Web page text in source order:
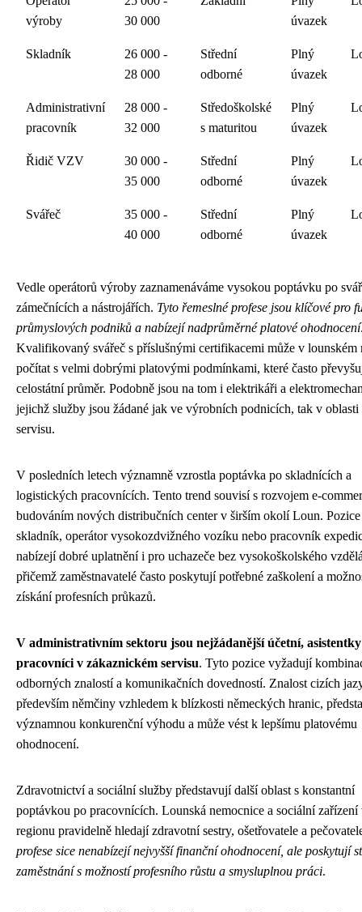
výroby
30 000
úvazek
Skladník
26 000 -
28 000
Střední
odborné
Plný
úvazek
Administrativní
pracovník
28 000 -
32 000
Středoškolské
s maturitou
Plný
úvazek
Řidič VZV
30 000 -
35 000
Střední
odborné
Plný
úvazek
Svářeč
35 000 -
40 000
Střední
odborné
Plný
úvazek
Vedle operátorů výroby zaznamenáváme vysokou poptávku po
zámečnících a nástrojářích. Tyto řemeslné profese jsou klíčové pro
průmyslových podniků a nabízejí nadprůměrné platové ohodnocení
Kvalifikovaný svářeč s příslušnými certifikacemi může v lounském
počítat s velmi dobrými platovými podmínkami, které často
celostátní průměr. Podobně jsou na tom i elektrikáři a
jejichž služby jsou žádané jak ve výrobních podnicích, tak v oblasti
servisu.
V posledních letech významně vzrostla poptávka po skladnících a
logistických pracovnících. Tento trend souvisí s rozvojem e-
budováním nových distribučních center v širším okolí Loun.
skladník, operátor vysokozdvižného vozíku nebo pracovník
nabízejí dobré uplatnění i pro uchazeče bez vysokoškolského
přičemž zaměstnavatelé často poskytují potřebné zaškolení a
získání profesních průkazů.
V administrativním sektoru jsou nejžádanější účetní,
pracovníci v zákaznickém servisu. Tyto pozice vyžadují
odborných znalostí a komunikačních dovedností. Znalost cizích
především němčiny vzhledem k blízkosti německých hranic,
významnou konkurenční výhodu a může vést k lepšímu platovému
ohodnocení.
Zdravotnictví a sociální služby představují další oblast s konstantní
poptávkou po pracovnících. Lounská nemocnice a sociální zařízení
regionu pravidelně hledají zdravotní sestry, ošetřovatele a
profese sice nenabízejí nejvyšší finanční ohodnocení, ale poskytují
zaměstnání s možností profesního růstu a smysluplnou práci.